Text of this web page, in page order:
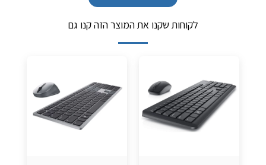
לקוחות שקנו את המוצר הזה קנו גם